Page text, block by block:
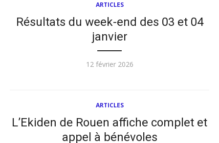
ARTICLES
Résultats du week-end des 03 et 04
janvier
Publié
12 février 2026
ARTICLES
L’Ekiden de Rouen affiche complet et
appel à bénévoles